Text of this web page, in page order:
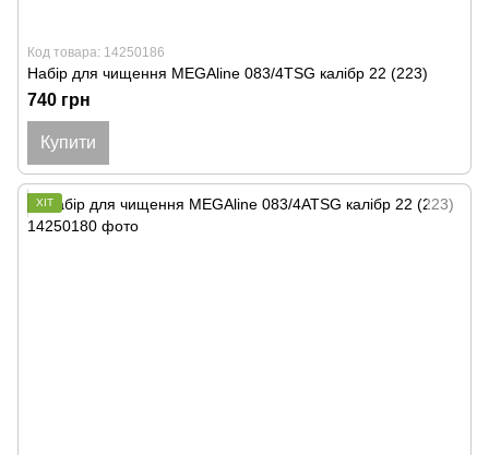
Код товара: 14250186
Набір для чищення MEGAline 083/4TSG калібр 22 (223)
740 грн
Купити
ХІТ